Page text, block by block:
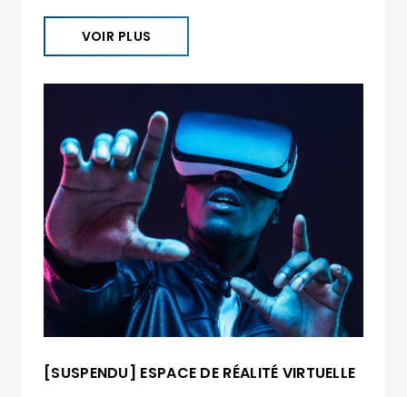
VOIR PLUS
[SUSPENDU] ESPACE DE RÉALITÉ VIRTUELLE